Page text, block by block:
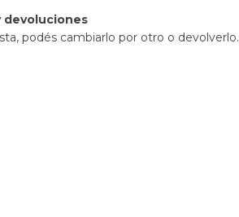
devoluciones
podés cambiarlo por otro o devolverlo.